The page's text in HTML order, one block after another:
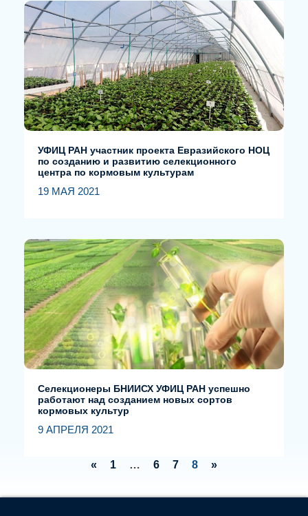
УФИЦ РАН участник проекта Евразийского НОЦ
по созданию и развитию селекционного
центра по кормовым культурам
19 МАЯ 2021
Селекционеры БНИИСХ УФИЦ РАН успешно
работают над созданием новых сортов
кормовых культур
9 АПРЕЛЯ 2021
« 1 … 6 7 8 »